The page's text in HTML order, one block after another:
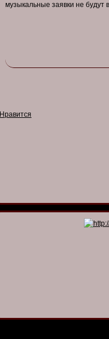
музыкальные заявки не будут
Нравится